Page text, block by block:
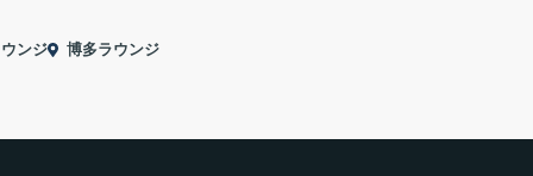
ンジ 博多ラウンジ